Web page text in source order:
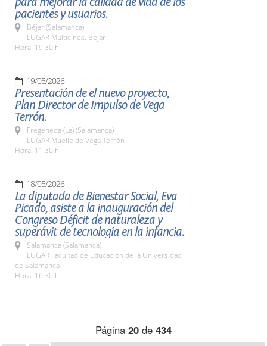
pacientes y usuarios.
Béjar (Salamanca)
LUGAR Multicines. Bejar
Hora: 19:30 h.
19/05/2026
Presentación de el nuevo proyecto,
Plan Director de Impulso de Vega
Terrón.
Fregeneda (La) (Salamanca)
LUGAR Muelle de Vega Terrón
Hora: 11:30 h.
18/05/2026
La diputada de Bienestar Social, Eva
Picado, asiste a la inauguración del
Congreso Déficit de naturaleza y
superávit de tecnología en la infancia.
Salamanca (Salamanca)
LUGAR Facultad de Educación de la Universidad
de Salamanca
Hora: 16:30 h.
Página 20 de 434